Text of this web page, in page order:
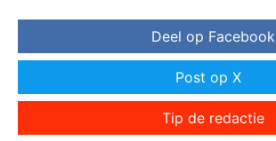
Deel op Facebook
Post op X
Tip de redactie